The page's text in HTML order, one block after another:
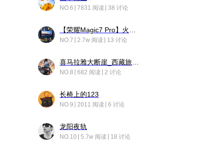
NO.6 7831 阅读 38 讨论
NO.7 2.7w 阅读 13 讨论
NO.8 682 阅读 2 讨论
长椅上的123
NO.9 2011 阅读 6 讨论
龙阳夜轨
NO.10 5.7w 阅读 18 讨论